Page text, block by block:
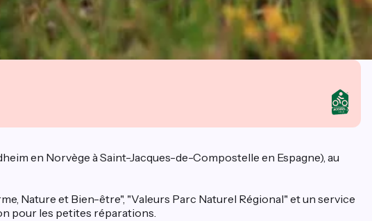
en Norvège à Saint-Jacques-de-Compostelle en Espagne), au
Nature et Bien-être", "Valeurs Parc Naturel Régional" et un service
pour les petites réparations.